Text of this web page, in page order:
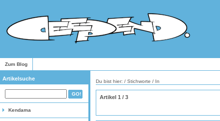
Zum Blog
Artikelsuche
Kendama
Du bist hier: / Stichworte / In
Artikel 1 / 3